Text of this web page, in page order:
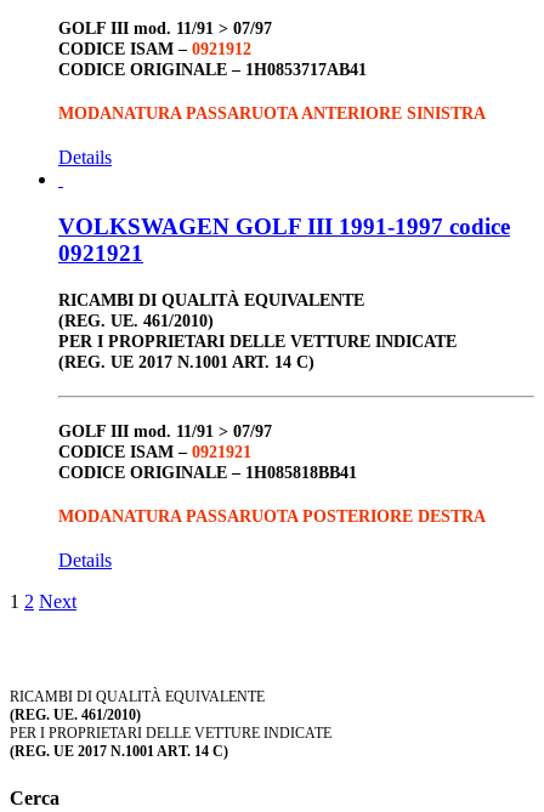
GOLF III mod. 11/91 > 07/97
CODICE ISAM – 0921912
CODICE ORIGINALE – 1H0853717AB41
MODANATURA PASSARUOTA ANTERIORE SINISTRA
Details
VOLKSWAGEN GOLF III 1991-1997 codice
0921921
RICAMBI DI QUALITÀ EQUIVALENTE
(REG. UE. 461/2010)
PER I PROPRIETARI DELLE VETTURE INDICATE
(REG. UE 2017 N.1001 ART. 14 C)
GOLF III mod. 11/91 > 07/97
CODICE ISAM – 0921921
CODICE ORIGINALE – 1H085818BB41
MODANATURA PASSARUOTA POSTERIORE DESTRA
Details
1 2 Next
RICAMBI DI QUALITÀ EQUIVALENTE
(REG. UE. 461/2010)
PER I PROPRIETARI DELLE VETTURE INDICATE
(REG. UE 2017 N.1001 ART. 14 C)
Cerca